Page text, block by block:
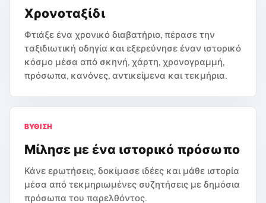
Χρονοταξίδι
Φτιάξε ένα χρονικό διαβατήριο, πέρασε την
ταξιδιωτική οδηγία και εξερεύνησε έναν ιστορικό
κόσμο μέσα από σκηνή, χάρτη, χρονογραμμή,
πρόσωπα, κανόνες, αντικείμενα και τεκμήρια.
ΒΎΘΙΣΗ
Μίλησε με ένα ιστορικό πρόσωπο
Κάνε ερωτήσεις, δοκίμασε ιδέες και μάθε ιστορία
μέσα από τεκμηριωμένες συζητήσεις με δημόσια
πρόσωπα του παρελθόντος.